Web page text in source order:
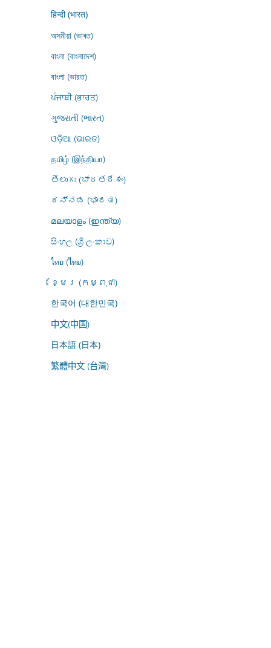
हिन्दी (भारत)
অসমীয়া (ভাৰত)
বাংলা (বাংলাদেশ)
বাংলা (ভারত)
ਪੰਜਾਬੀ (ਭਾਰਤ)
ગુજરાતી (ભારત)
ଓଡ଼ିଆ (ଭାରତ)
தமிழ் (இந்தியா)
తెలుగు (భారతదేశం)
ಕನ್ನಡ (ಭಾರತ)
മലയാളം (ഇന്ത്യ)
සිංහල (ශ්‍රී ලංකාව)
ไทย (ไทย)
ខ្មែរ (កម្ពុជា)
한국어 (대한민국)
中文(中国)
日本語 (日本)
繁體中文 (台灣)